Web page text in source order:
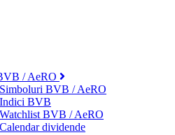
/ AeRO
Simboluri BVB / AeRO
Indici BVB
Watchlist BVB / AeRO
Calendar dividende